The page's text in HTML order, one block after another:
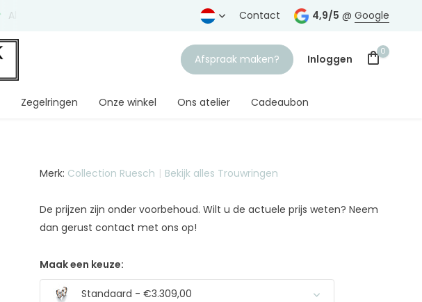
Al Gratis verzending vanaf € 75,-
Contact 4,9/5 @ Google
Afspraak maken? Inloggen
0
Zegelringen Onze winkel Ons atelier Cadeaubon
Merk: Collection Ruesch Bekijk alles Trouwringen
De prijzen zijn onder voorbehoud. Wilt u de actuele prijs weten? Neem
dan gerust contact met ons op!
Maak een keuze:
Standaard - €3.309,00